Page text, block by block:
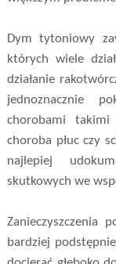
Dym tytoniowy
których wiele
działanie
jednoznacznie
chorobami takimi
choroba płuc czy
najlepiej
skutkowych we
Zanieczyszczenia
bardziej